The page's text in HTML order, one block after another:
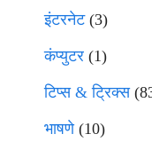
इंटरनेट(3)
कंप्युटर (1)
टिप्स & ट्रिक्स
भाषणे(10)